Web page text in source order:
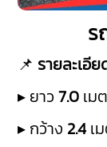
ร
📌 รายละเอี
▸ ยาว7.0 เม
▸ กว้าง 2.4 เ